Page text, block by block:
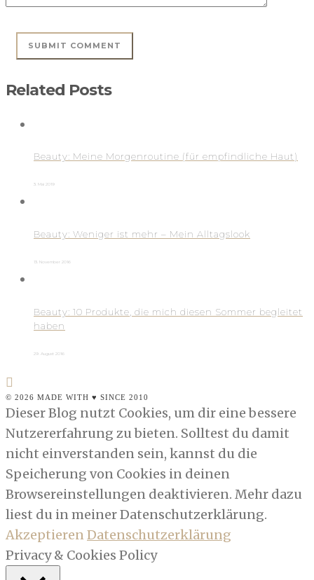
Related Posts
Beauty: Meine Morgenroutine (für empfindliche Haut)
3. Mai 2019
Beauty: Weniger ist mehr – Mein Alltagslook
13. November 2016
Beauty: 10 Produkte, die mich diesen Sommer begleitet
haben
29. August 2016
© 2026 MADE WITH ♥ SINCE 2010
Dieser Blog nutzt Cookies, um dir eine bessere
Nutzererfahrung zu bieten. Solltest du damit
nicht einverstanden sein, kannst du die
Speicherung von Cookies in deinen
Browsereinstellungen deaktivieren. Mehr dazu
liest du in meiner Datenschutzerklärung.
AkzeptierenDatenschutzerklärung
Privacy & Cookies Policy